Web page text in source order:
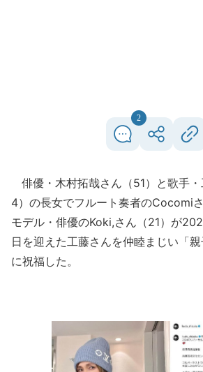
2
俳優・木村拓哉さん（51）と歌手
4）の長女でフルート奏者のCocomi
モデル・俳優のKoki,さん（21）が
日を迎えた工藤さんを仲睦まじい「
に祝福した。